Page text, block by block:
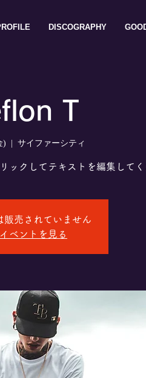
DISCOGRAPHY
T
) サイファーシティ
ックしてテキストを編集してく
販売されていません
ベントを見る